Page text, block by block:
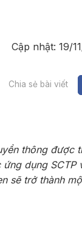
Cập nhật: 19/
Chia sẻ bài viết
thông được
dụng SCTP
sẽ trở thành